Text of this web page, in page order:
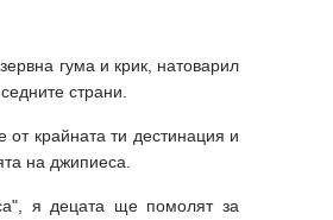
гума и крик, натоварил
страни.
крайната ти дестинация и
на джипиеса.
я децата ще помолят за